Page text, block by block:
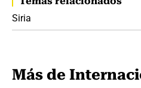
Siria
Más de